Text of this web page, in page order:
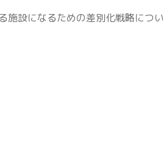
施設になるための差別化戦略につい